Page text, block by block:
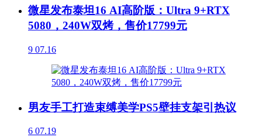
微星发布泰坦16 AI高阶版：Ultra 9+RTX
5080，240W双烤，售价17799元
9 07.16
男友手工打造束缚美学PS5壁挂支架引热议
6 07.19